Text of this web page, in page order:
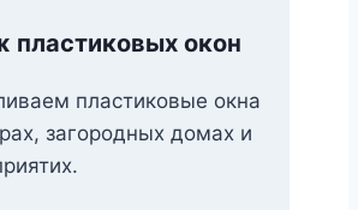
пластиковых окон
пластиковые окна
загородных домах и